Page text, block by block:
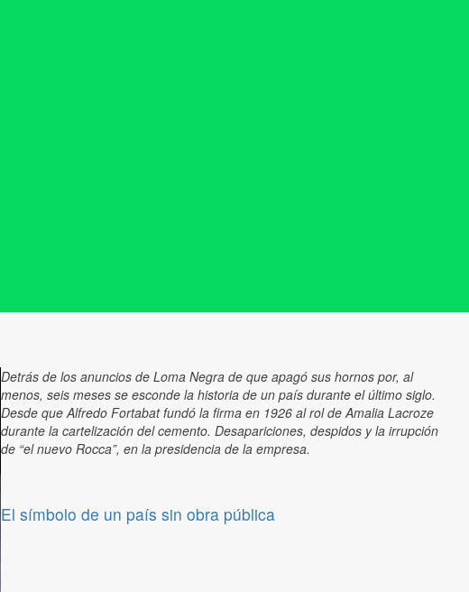
Detrás de los anuncios de Loma Negra de que apagó sus hornos por, al
menos, seis meses se esconde la historia de un país durante el último siglo.
Desde que Alfredo Fortabat fundó la firma en 1926 al rol de Amalia Lacroze
durante la cartelización del cemento. Desapariciones, despidos y la irrupción
de “el nuevo Rocca”, en la presidencia de la empresa.
El símbolo de un país sin obra pública